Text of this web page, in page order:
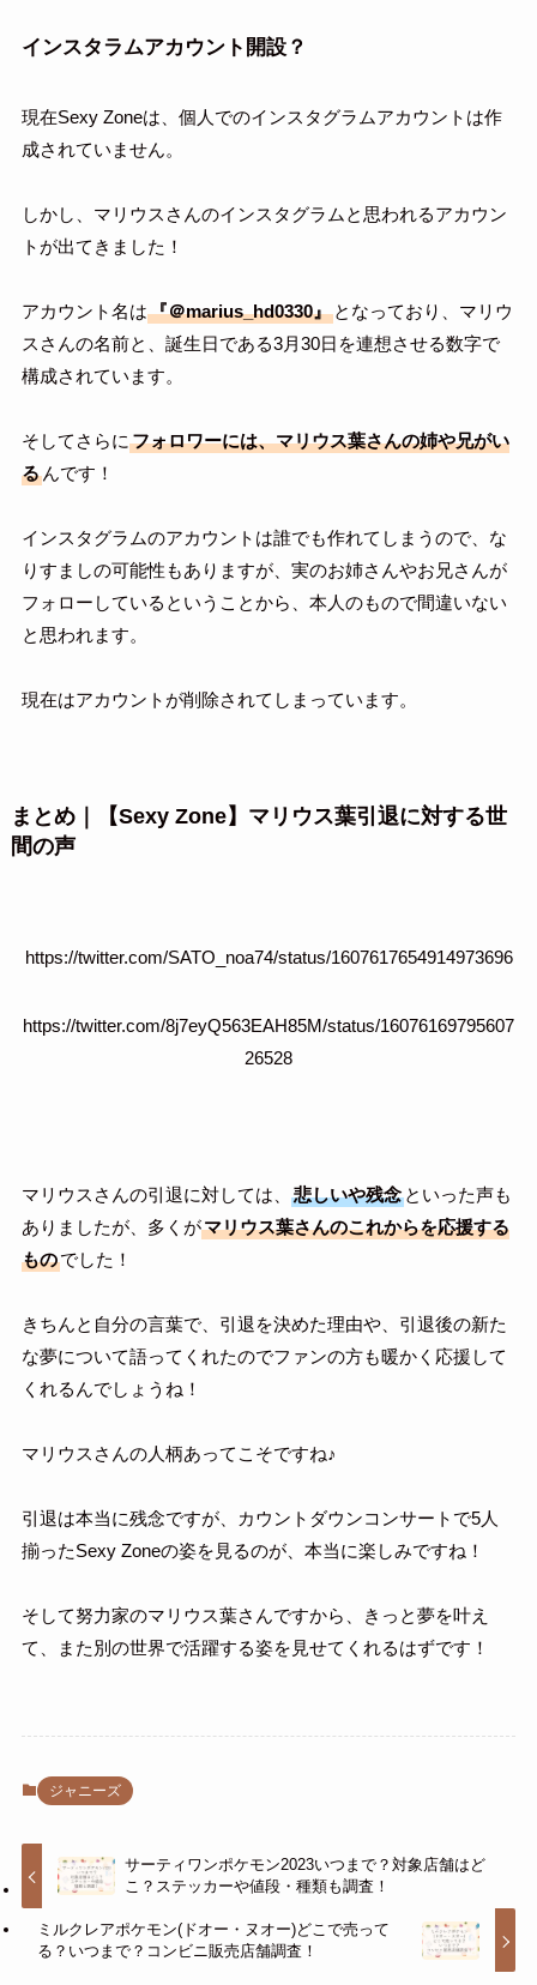
インスタラムアカウント開設？
現在Sexy Zoneは、個人でのインスタグラムアカウントは作
成されていません。
しかし、マリウスさんのインスタグラムと思われるアカウン
トが出てきました！
アカウント名は『＠marius_hd0330』となっており、マリウ
スさんの名前と、誕生日である3月30日を連想させる数字で
構成されています。
そしてさらに フォロワーには、マリウス葉さんの姉や兄がい
るんです！
インスタグラムのアカウントは誰でも作れてしまうので、な
りすましの可能性もありますが、実のお姉さんやお兄さんが
フォローしているということから、本人のもので間違いない
と思われます。
現在はアカウントが削除されてしまっています。
まとめ｜【Sexy Zone】マリウス葉引退に対する世
間の声
https://twitter.com/SATO_noa74/status/1607617654914973696
https://twitter.com/8j7eyQ563EAH85M/status/16076169795607
26528
マリウスさんの引退に対しては、 悲しいや残念といった声も
ありましたが、多くがマリウス葉さんのこれからを応援する
ものでした！
きちんと自分の言葉で、引退を決めた理由や、引退後の新た
な夢について語ってくれたのでファンの方も暖かく応援して
くれるんでしょうね！
マリウスさんの人柄あってこそですね♪
引退は本当に残念ですが、カウントダウンコンサートで5人
揃ったSexy Zoneの姿を見るのが、本当に楽しみですね！
そして努力家のマリウス葉さんですから、きっと夢を叶え
て、また別の世界で活躍する姿を見せてくれるはずです！
ジャニーズ
サーティワンポケモン2023いつまで？対象店舗はど
こ？ステッカーや値段・種類も調査！
ミルクレアポケモン(ドオー・ヌオー)どこで売って
る？いつまで？コンビニ販売店舗調査！